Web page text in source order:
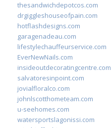
thesandwichdepotcos.com
drgiggleshouseofpain.com
hotflashdesigns.com
garagenadeau.com
lifestylechauffeurservice.com
EverNewNails.com
insideoutdecoratingcentre.com
salvatoresinpoint.com
jovialfloralco.com
johnlscotthometeam.com
u-seehomes.com
watersportslagonissi.com